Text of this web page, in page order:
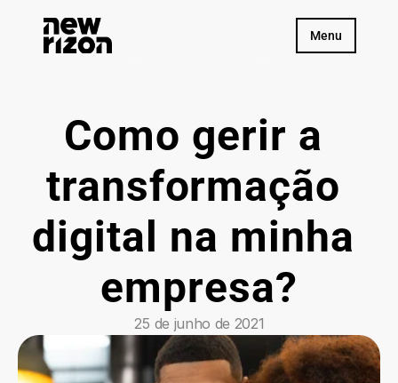
Menu
Como gerir a
transformação
digital na minha
empresa?
25 de junho de 2021